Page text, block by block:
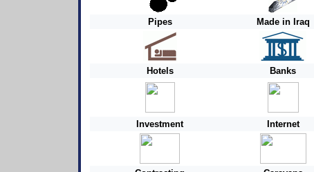
Pipes Made in Iraq
Hotels Banks
Investment Internet